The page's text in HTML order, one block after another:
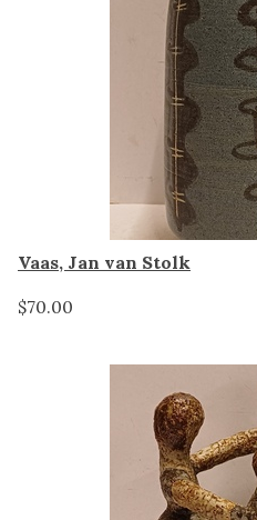
Vaas, Jan van Stolk
$70.00